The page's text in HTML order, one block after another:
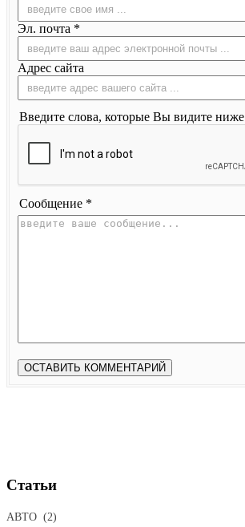
Эл. почта *
Адрес сайта
Введите слова, которые Вы видите ниже
Сообщение *
Статьи
АВТО (2)